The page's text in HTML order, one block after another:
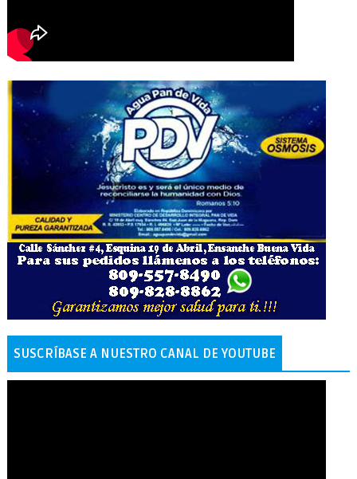
SUSCRÍBASE A NUESTRO CANAL DE YOUTUBE